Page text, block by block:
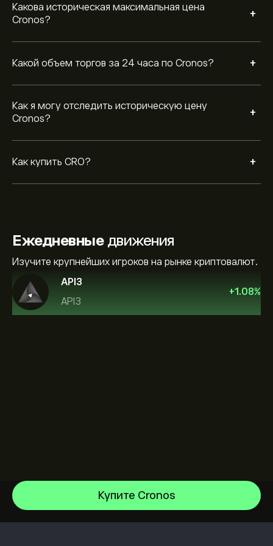
Какова историческая максимальная цена
Cronos?
+
Какой объем торгов за 24 часа по Cronos? +
Как я могу отследить историческую цену
Cronos?
+
Как купить CRO? +
Ежедневныедвижения
Изучите крупнейших игроков на рынке криптовалют.
API3
API3
+1.08%
Купите Cronos
Solana
Центр помощи